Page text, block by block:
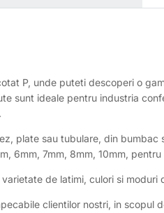
P, unde puteti descoperi o
sunt ideale pentru industria
plate sau tubulare, din
6mm, 7mm, 8mm, 10mm,
de latimi, culori si moduri
clientilor nostri, in scopul